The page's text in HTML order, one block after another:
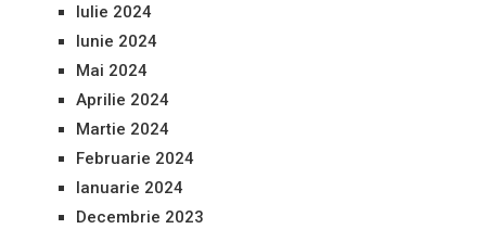
Iulie 2024
Iunie 2024
Mai 2024
Aprilie 2024
Martie 2024
Februarie 2024
Ianuarie 2024
Decembrie 2023